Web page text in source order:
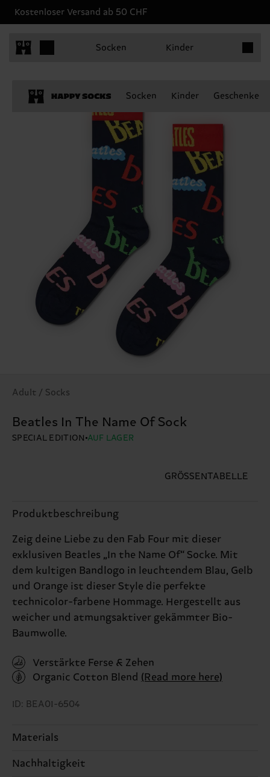
Kostenloser Versand ab 50 CHF
Socken Kinder
Socken Kinder Geschenke
Adult / Socks
Beatles In The Name Of Sock
SPECIAL EDITION AUF LAGER
GRÖSSENTABELLE
Produktbeschreibung
Zeig deine Liebe zu den Fab Four mit dieser
exklusiven Beatles „In the Name Of“ Socke. Mit
dem kultigen Bandlogo in leuchtendem Blau, Gelb
und Orange ist dieser Style die perfekte
technicolor-farbene Hommage. Hergestellt aus
weicher und atmungsaktiver gekämmter Bio-
Baumwolle.
Verstärkte Ferse & Zehen
Organic Cotton Blend (Read more here)
ID: BEA01-6504
Materials
86% Cotton, 12% Polyamide, 2% Elastane
Nachhaltigkeit